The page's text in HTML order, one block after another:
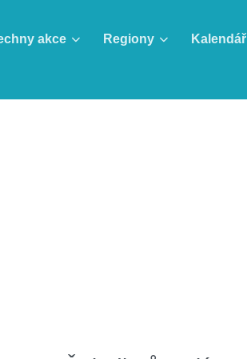
akce Regiony Kalendář